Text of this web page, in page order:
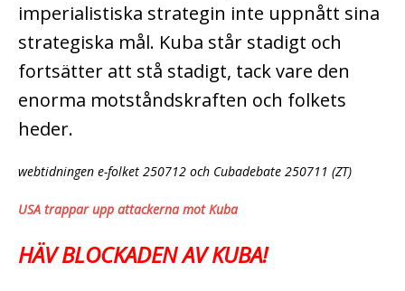
imperialistiska strategin inte uppnått sina
strategiska mål. Kuba står stadigt och
fortsätter att stå stadigt, tack vare den
enorma motståndskraften och folkets
heder.
webtidningen e-folket 250712 och Cubadebate 250711 (ZT)
USA trappar upp attackerna mot Kuba
HÄV BLOCKADEN AV KUBA!